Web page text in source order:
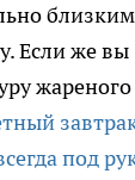
Если же вы
под